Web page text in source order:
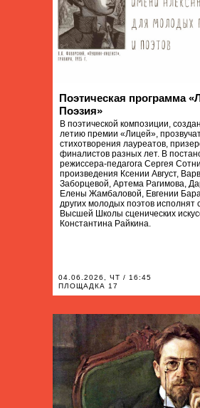
Поэтическая программа
Поэзия»
В поэтической композиции,
летию премии «Лицей»,
стихотворения лауреатов,
финалистов разных лет. В
режиссера-педагога Сергея
произведения Ксении Август,
Заборцевой, Артема Рагимова,
Елены Жамбаловой, Евгении
других молодых поэтов исполнят
Высшей Школы сценических
Константина Райкина.
04.06.2026, ЧТ / 16:45
ПЛОЩАДКА 17